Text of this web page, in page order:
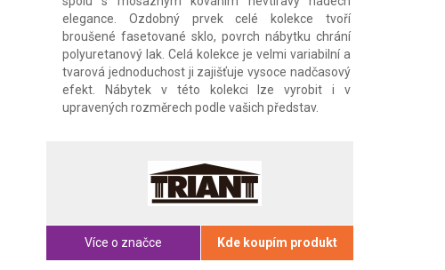
elegance. Ozdobný prvek celé kolekce tvoří
broušené fasetované sklo, povrch nábytku chrání
polyuretanový lak. Celá kolekce je velmi variabilní a
tvarová jednoduchost ji zajišťuje vysoce nadčasový
efekt. Nábytek v této kolekci lze vyrobit i v
upravených rozměrech podle vašich představ.
Více o značce Kde koupím produkt